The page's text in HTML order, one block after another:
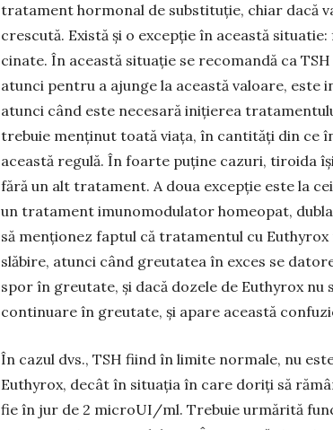
tratament hormo­nal de substituție, chiar dacă
crescută. Există și o ex­cepție în această
cinate. În această situație se recoman­dă ca
atunci pent­ru a ajunge la această valoare,
atunci când este necesară inițierea
trebuie menținut toată viața, în canti­tăți din ce
această regulă. În foarte puține cazuri, tiroida
fără un alt tratament. A doua excepție este la
un tratament imuno­mo­dulator homeopat,
să menționez faptul că tra­tamentul cu
slăbire, atunci când greutatea în exces se
spor în greu­tate, și dacă dozele de Euthyrox
continuare în greutate, și apare această
În cazul dvs., TSH fiind în limite normale, nu
Euthyrox, decât în situația în care doriți să
fie în jur de 2 microUI/ml. Trebuie urmărită